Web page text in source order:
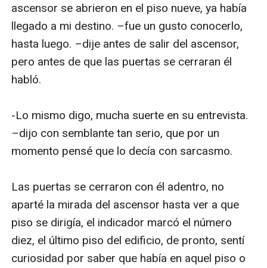
ascensor se abrieron en el piso nueve, ya había
llegado a mi destino. –fue un gusto conocerlo,
hasta luego. –dije antes de salir del ascensor,
pero antes de que las puertas se cerraran él
habló.
-Lo mismo digo, mucha suerte en su entrevista.
–dijo con semblante tan serio, que por un
momento pensé que lo decía con sarcasmo.
Las puertas se cerraron con él adentro, no
aparté la mirada del ascensor hasta ver a que
piso se dirigía, el indicador marcó el número
diez, el último piso del edificio, de pronto, sentí
curiosidad por saber que había en aquel piso o